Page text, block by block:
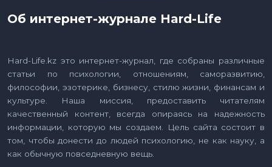
Об интернет-журнале Hard-Life
Hard-Life.kz это интернет-журнал, где собраны различные
статьи по психологии, отношениям, саморазвитию,
философии, эзотерике, бизнесу, стилю жизни, финансам и
культуре. Наша миссия, предоставить читателям
качественный контент, всегда опираясь на надежность
информации, которую мы создаем. Цель сайта состоит в
том, чтобы донести до людей психологию, не как науку, а
как обычную повседневную вещь.